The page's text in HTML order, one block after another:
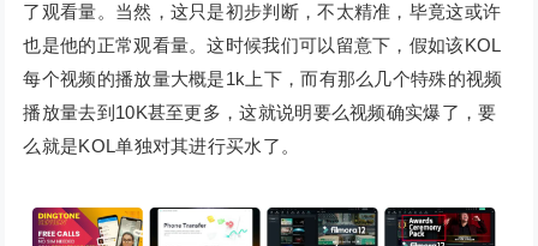
了观看量。当然，这只是初步判断，不太精准，毕竟这或许
也是他的正常观看量。这时候我们可以留意下，假如该KOL
每个视频的播放量大概是1k上下，而有那么几个特殊的视频
播放量去到10K甚至更多，这就说明要么视频确实爆了，要
么就是KOL单独对其进行买水了。